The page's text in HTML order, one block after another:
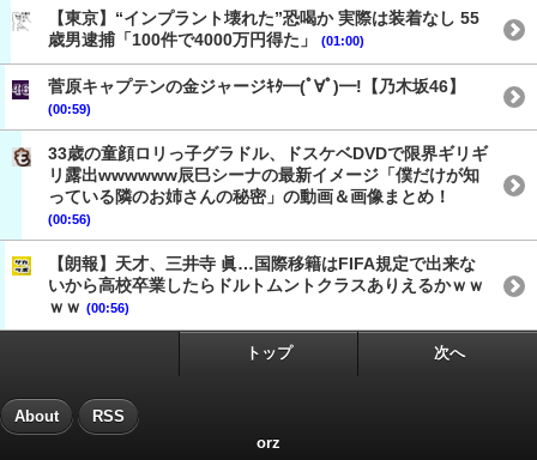
【東京】“インプラント壊れた”恐喝か 実際は装着なし 55
歳男逮捕「100件で4000万円得た」
(01:00)
菅原キャプテンの金ジャージｷﾀ━(ﾟ∀ﾟ)━!【乃木坂46】
(00:59)
33歳の童顔ロリっ子グラドル、ドスケベDVDで限界ギリギ
リ露出wwwwww辰巳シーナの最新イメージ「僕だけが知
っている隣のお姉さんの秘密」の動画＆画像まとめ！
(00:56)
【朗報】天才、三井寺 眞…国際移籍はFIFA規定で出来な
いから高校卒業したらドルトムントクラスありえるかｗｗ
ｗｗ (00:56)
トップ 次へ
About RSS
orz